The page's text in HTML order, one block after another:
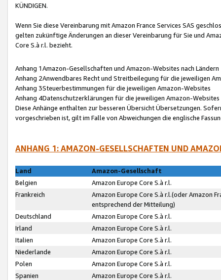
KÜNDIGEN.
Wenn Sie diese Vereinbarung mit Amazon France Services SAS
gelten zukünftige Änderungen an dieser Vereinbarung für Sie und
Core S.à r.l. bezieht.
Anhang 1Amazon-Gesellschaften und Amazon-Websites nach Ländern
Anhang 2Anwendbares Recht und Streitbeilegung für die jeweiligen
Anhang 3Steuerbestimmungen für die jeweiligen Amazon-Websites
Anhang 4Datenschutzerklärungen für die jeweiligen Amazon-Websites
Diese Anhänge enthalten zur besseren Übersicht Übersetzungen.
vorgeschrieben ist, gilt im Falle von Abweichungen die englische
ANHANG 1: AMAZON-GESELLSCHAFTEN UND
Land
Amazon-Gesellschaft
Belgien
Amazon Europe Core S.à r.l.
Frankreich
Amazon Europe Core S.à r.l.(oder Amazon
entsprechend der Mitteilung)
Deutschland
Amazon Europe Core S.à r.l.
Irland
Amazon Europe Core S.à r.l.
Italien
Amazon Europe Core S.à r.l.
Niederlande
Amazon Europe Core S.à r.l.
Polen
Amazon Europe Core S.à r.l.
Spanien
Amazon Europe Core S.à r.l.